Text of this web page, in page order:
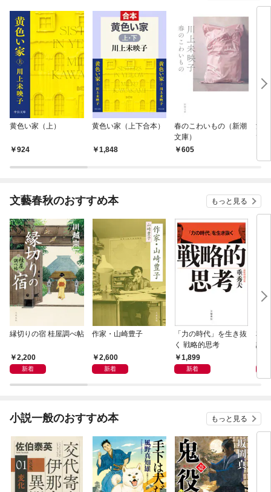
黄色い家（上）
924
黄色い家（上下合本）
1,848
春のこわいもの（新潮
文庫）
605
深
て
文藝春秋のおすすめ本 もっと見る
縁切りの宿 桂屋調べ帖
2,200
新着
作家・山崎豊子
2,600
新着
「力の時代」を生き抜
く 戦略的思考
1,899
新着
本
話）
小説一般のおすすめ本 もっと見る